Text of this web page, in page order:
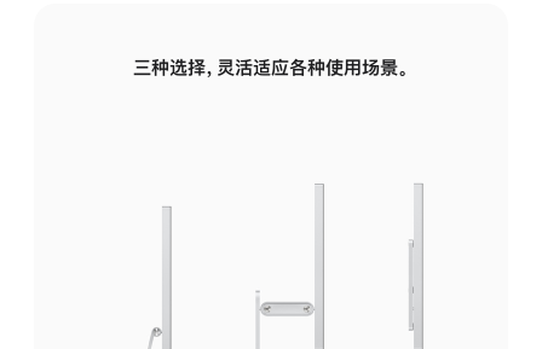
三种选择，灵活适应各种使用场景。